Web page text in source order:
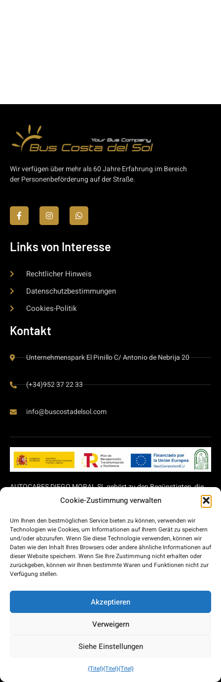
Cookie-Zustimmung verwalten
Um Ihnen den bestmöglichen Service bieten zu können, verwenden wir
Technologien wie Cookies, um Informationen auf Ihrem Gerät zu speichern
und/oder abzurufen. Wenn Sie diese Technologie verwenden, können wir
Daten wie den Inhalt Ihres Browsers oder andere ähnliche Informationen auf
dieser Website speichern. Wenn Sie Ihre Zustimmung nicht erhalten oder
zurückgeben, können wir Ihnen bestimmte Waren und Funktionen nicht zur
Verfügung stellen.
Akzeptieren
Verweigern
Siehe Einstellungen
{Titel}{Titel}{Titel}
Wir verfügen über mehr als 60 Jahre Erfahrung im Bereich
der Personenbeförderung auf der Straße.
Links von Interesse
Rechtlicher Hinweis
Datenschutzbestimmungen
Cookies-Politik
Kontakt
Unternehmenspark El Pinillo C/ Antonio de Nebrija 20
(+34)952 37 22 33
info@buscostadelsol.com
AUTOCARES DIEGO MORAL SL gehört zu den Begünstigten, die
von den Fonds der nächsten Generation für die Umwandlung von
Straßenverkehrsflotten finanziert werden, sowie zu den
Unternehmen, die im Rahmen des Plans zur Wiederherstellung,
Umwandlung und Ansiedlung (rd.983/2021) Aktivität 1 -
Fahrzeugverschrottung - ergänzende private Transporte
durchführen.
Die Fahrzeuge unseres Unternehmens sind mit einem
intelligenten Fahrtenschreibersystem der zweiten Generation
und KMU zur Modernisierung des Straßentransports, der im
die direkte Gewährung von Beihilfen an die autonomen
Modernisierung privater Personenbeförderungsunternehmen, die